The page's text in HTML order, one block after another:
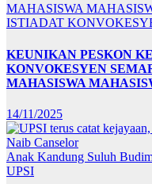
ISTIADAT
KEUNIKAN PESKON
KONVOKESYEN
MAHASISWA
14/11/2025
Anak Kandung Suluh
UPSI